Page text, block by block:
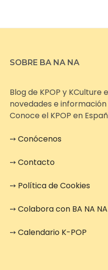
SOBRE BA NA NA
Blog de KPOP y KCulture
novedades e
Conoce el KPOP en
➙Conócenos
➙Contacto
➙ Política de Cookies
➙Colabora con BA NA NA
➙Calendario K-POP